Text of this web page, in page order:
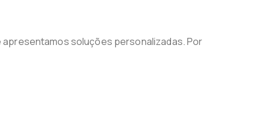
soluções personalizadas. Por